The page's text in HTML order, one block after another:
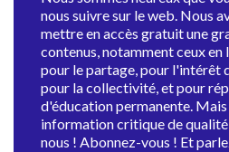
nous suivre sur le web. Nous
mettre en accès gratuit une
contenus, notamment ceux en
pour le partage, pour l'intérêt
pour la collectivité, et pour
d'éducation permanente.
information critique de qualité
nous ! Abonnez-vous ! Et